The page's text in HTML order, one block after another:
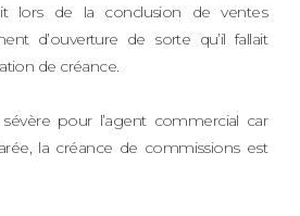
lors de la conclusion de ventes
d’ouverture de sorte qu’il fallait
de créance.
pour l’agent commercial car
la créance de commissions est